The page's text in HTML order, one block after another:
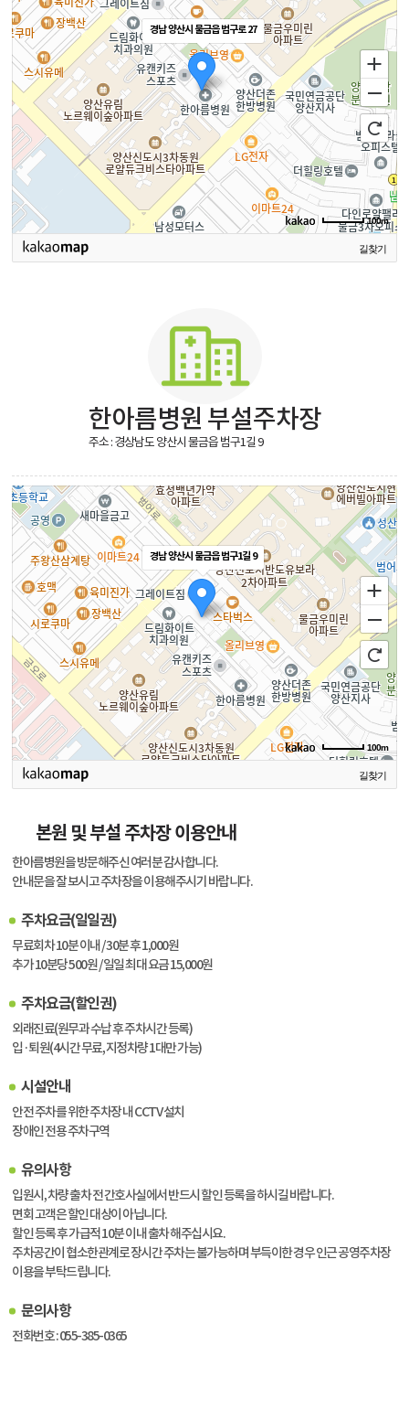
경남 양산시 물금읍 범구로 27
100m
길찾기
한아름병원 부설주차장
주소 : 경상남도 양산시 물금읍 범구1길 9
경남 양산시 물금읍 범구1길 9
100m
길찾기
본원 및 부설 주차장 이용안내
한아름병원을 방문해주신 여러분 감사합니다.
안내문을 잘 보시고 주차장을 이용해주시기 바랍니다.
주차요금(일일권)
무료회차 10분 이내 / 30분 후 1,000원
추가 10분당 500원 / 일일 최대 요금 15,000원
주차요금(할인권)
외래진료(원무과 수납 후 주차시간 등록)
입·퇴원(4시간 무료, 지정차량 1대만 가능)
시설안내
안전 주차를 위한 주차장 내 CCTV 설치
장애인 전용 주차구역
유의사항
입원시, 차량 출차 전 간호사실에서 반드시 할인 등록을 하시길 바랍니다.
면회 고객은 할인 대상이 아닙니다.
할인 등록 후 가급적 10분 이내 출차 해주십시요.
주차공간이 협소한관계로 장시간 주차는 불가능하며 부득이한 경우 인근 공영주차장
이용을 부탁드립니다.
문의사항
전화번호 : 055-385-0365